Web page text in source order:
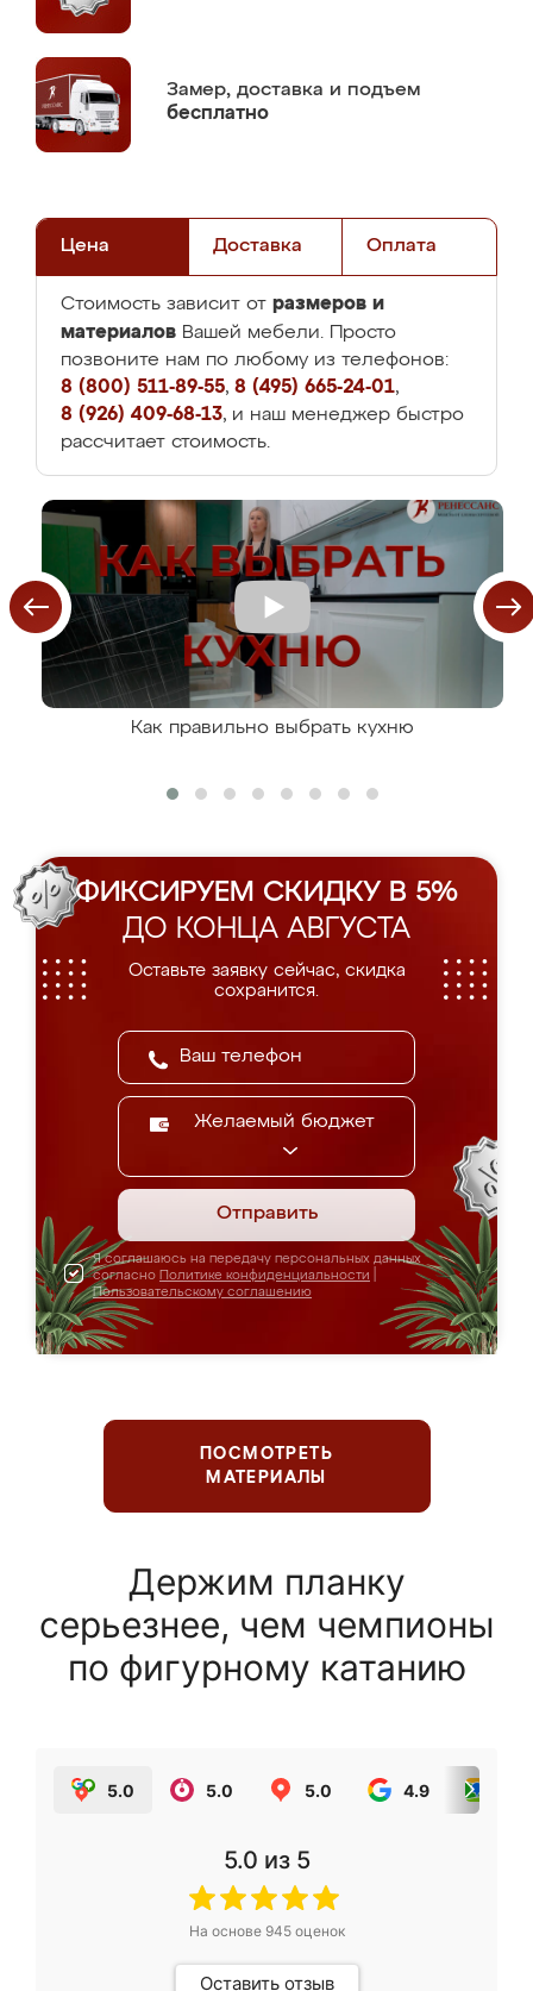
Замер, доставка и подъем
бесплатно
Цена Доставка Оплата
Стоимость зависит от размеров и
материалов Вашей мебели. Просто
позвоните нам по любому из телефонов:
8 (800) 511-89-55, 8 (495) 665-24-01,
8 (926) 409-68-13, и наш менеджер быстро
рассчитает стоимость.
Как правильно выбрать кухню
ФИКСИРУЕМ СКИДКУ В 5%
ДО КОНЦА АВГУСТА
Оставьте заявку сейчас, скидка
сохранится.
Желаемый бюджет
Отправить
Я соглашаюсь на передачу персональных данных
согласно Политике конфиденциальности
Пользовательскому соглашению
ПОСМОТРЕТЬ
МАТЕРИАЛЫ
Держим планку
серьезнее, чем чемпионы
по фигурному катанию
5.0 5.0 5.0 4.9
5.0 из 5
На основе 945оценок
Оставить отзыв